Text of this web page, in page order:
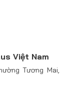
Việt Nam
Tương Mai,